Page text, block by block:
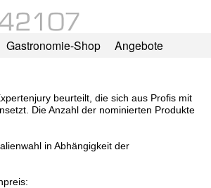
Gastronomie-Shop Angebote
beurteilt, die sich aus Profis mit
Die Anzahl der nominierten Produkte
in Abhängigkeit der